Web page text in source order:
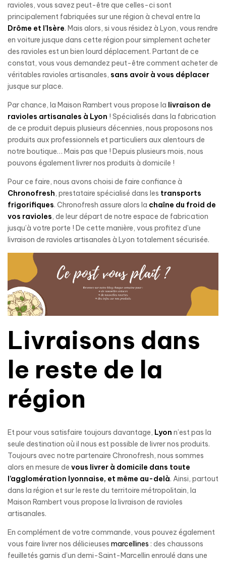
ravioles, vous savez peut-être que celles-ci sont
principalement fabriquées sur une région à cheval entre la
Drôme et l’Isère. Mais alors, si vous résidez à Lyon, vous rendre
en voiture jusque dans cette région pour simplement acheter
des ravioles est un bien lourd déplacement. Partant de ce
constat, vous vous demandez peut-être comment acheter de
véritables ravioles artisanales, sans avoir à vous déplacer
jusque sur place.
Par chance, la Maison Rambert vous propose la livraison de
ravioles artisanales à Lyon ! Spécialisés dans la fabrication
de ce produit depuis plusieurs décennies, nous proposons nos
produits aux professionnels et particuliers aux alentours de
notre boutique… Mais pas que ! Depuis plusieurs mois, nous
pouvons également livrer nos produits à domicile !
Pour ce faire, nous avons choisi de faire confiance à
Chronofresh, prestataire spécialisé dans les transports
frigorifiques. Chronofresh assure alors la chaîne du froid de
vos ravioles, de leur départ de notre espace de fabrication
jusqu’à votre porte ! De cette manière, vous profitez d’une
livraison de ravioles artisanales à Lyon totalement sécurisée.
Livraisons dans
le reste de la
région
Et pour vous satisfaire toujours davantage, Lyon n’est pas la
seule destination où il nous est possible de livrer nos produits.
Toujours avec notre partenaire Chronofresh, nous sommes
alors en mesure de vous livrer à domicile dans toute
l’agglomération lyonnaise, et même au-delà. Ainsi, partout
dans la région et sur le reste du territoire métropolitain, la
Maison Rambert vous propose la livraison de ravioles
artisanales.
En complément de votre commande, vous pouvez également
vous faire livrer nos délicieuses marcellines : des chaussons
feuilletés garnis d’un demi-Saint-Marcellin enroulé dans une